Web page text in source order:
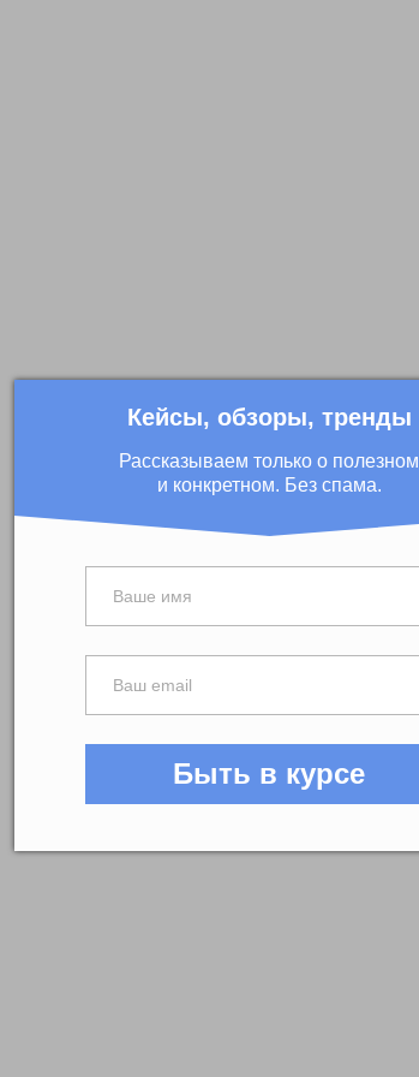
Кейсы, обзоры, тренды
Рассказываем только о полезном
и конкретном. Без спама.
Быть в курсе